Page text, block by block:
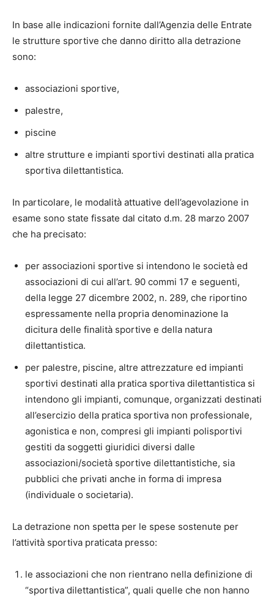
In base alle indicazioni fornite dall’Agenzia delle Entrate
le strutture sportive che danno diritto alla detrazione
sono:
associazioni sportive,
palestre,
piscine
altre strutture e impianti sportivi destinati alla pratica
sportiva dilettantistica.
In particolare, le modalità attuative dell’agevolazione in
esame sono state fissate dal citato d.m. 28 marzo 2007
che ha precisato:
per associazioni sportive si intendono le società ed
associazioni di cui all’art. 90 commi 17 e seguenti,
della legge 27 dicembre 2002, n. 289, che riportino
espressamente nella propria denominazione la
dicitura delle finalità sportive e della natura
dilettantistica.
per palestre, piscine, altre attrezzature ed impianti
sportivi destinati alla pratica sportiva dilettantistica si
intendono gli impianti, comunque, organizzati destinati
all’esercizio della pratica sportiva non professionale,
agonistica e non, compresi gli impianti polisportivi
gestiti da soggetti giuridici diversi dalle
associazioni/società sportive dilettantistiche, sia
pubblici che privati anche in forma di impresa
(individuale o societaria).
La detrazione non spetta per le spese sostenute per
l’attività sportiva praticata presso:
le associazioni che non rientrano nella definizione di
“sportiva dilettantistica”, quali quelle che non hanno